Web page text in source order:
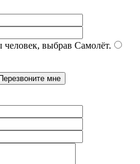
выбрав Самолёт.